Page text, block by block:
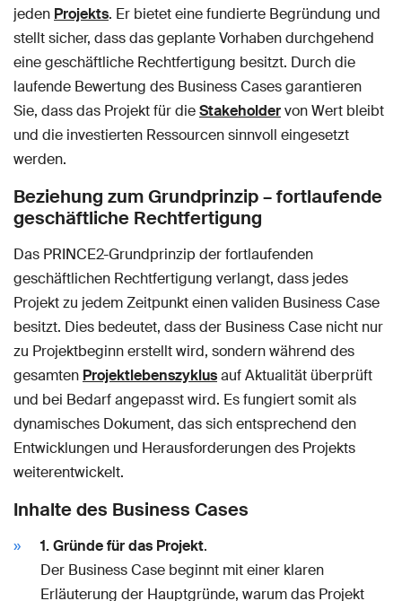
jeden Projekts. Er bietet eine fundierte Begründung und
stellt sicher, dass das geplante Vorhaben durchgehend
eine geschäftliche Rechtfertigung besitzt. Durch die
laufende Bewertung des Business Cases garantieren
Sie, dass das Projekt für dieStakeholdervon Wert bleibt
und die investierten Ressourcen sinnvoll eingesetzt
werden.
Beziehung zum Grundprinzip – fortlaufende
geschäftliche Rechtfertigung
Das PRINCE2-Grundprinzip der fortlaufenden
geschäftlichen Rechtfertigung verlangt, dass jedes
Projekt zu jedem Zeitpunkt einen validen Business Case
besitzt. Dies bedeutet, dass der Business Case nicht nur
zu Projektbeginn erstellt wird, sondern während des
gesamten Projektlebenszyklusauf Aktualität überprüft
und bei Bedarf angepasst wird. Es fungiert somit als
dynamisches Dokument, das sich entsprechend den
Entwicklungen und Herausforderungen des Projekts
weiterentwickelt.
Inhalte des Business Cases
1. Gründe für das Projekt.
Der Business Case beginnt mit einer klaren
Erläuterung der Hauptgründe, warum das Projekt